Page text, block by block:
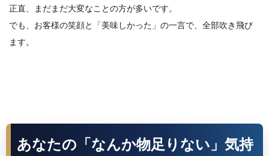
正直、まだまだ大変なことの方が多いです。
でも、お客様の笑顔と「美味しかった」の一言で、全部吹き飛び
ます。
あなたの「なんか物足りない」気持